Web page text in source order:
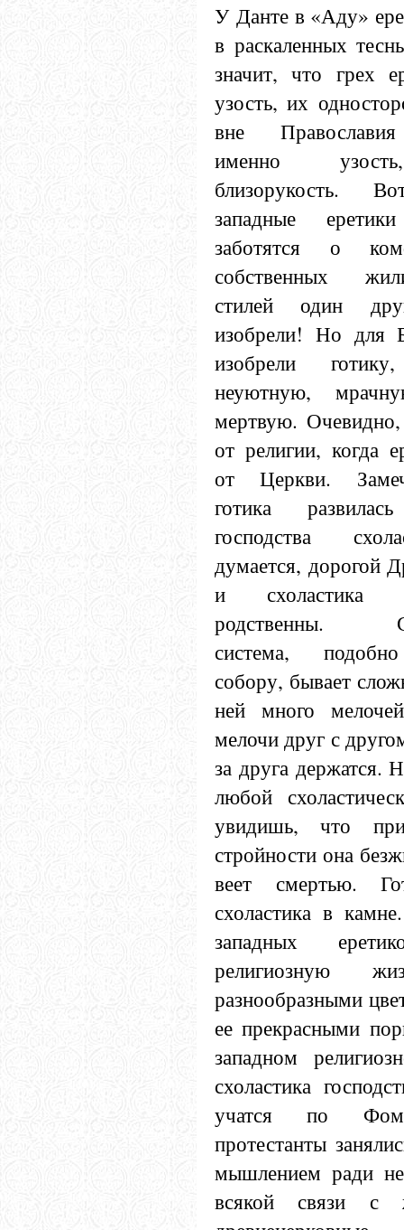
У Данте в «Аду»
в раскаленных
значит, что грех
узость, их
вне Православия
именно
близорукость.
западные
заботятся о
собственных
стилей один
изобрели! Но для
изобрели
неуютную,
мертвую.
от религии, когда
от Церкви.
готика
господства
думается, дорогой
и схоластика
родственны.
система,
собору, бывает
ней много
мелочи друг с
за друга держатся.
любой
увидишь, что
стройности она
веет смертью.
схоластика в
западных
религиозную
разнообразными
ее прекрасными
западном
схоластика
учатся по
протестанты
мышлением ради
всякой связи с